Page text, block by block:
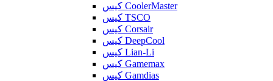
کیس CoolerMaster
کیس TSCO
کیس Corsair
کیس DeepCool
کیس Lian-Li
کیس Gamemax
کیس Gamdias